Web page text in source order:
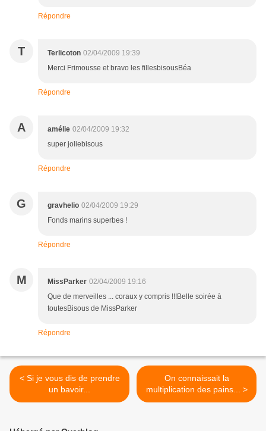
Répondre
T Terlicoton 02/04/2009 19:39
Merci Frimousse et bravo les fillesbisousBéa
Répondre
A amélie 02/04/2009 19:32
super joliebisous
Répondre
G gravhelio 02/04/2009 19:29
Fonds marins superbes !
Répondre
M MissParker 02/04/2009 19:16
Que de merveilles ... coraux y compris !!!Belle soirée à
toutesBisous de MissParker
Répondre
< Si je vous dis de prendre
un bavoir...
On connaissait la
multiplication des pains... >